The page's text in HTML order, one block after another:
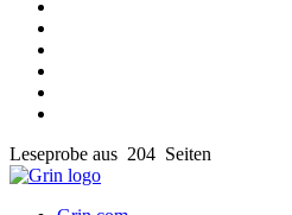
Leseprobe aus 204 Seiten